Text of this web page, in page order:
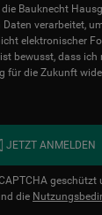
Bauknecht
Daten verarbeitet,
elektronischer
bewusst, dass
für die Zukunft
JETZT ANMELDEN
geschützt
die